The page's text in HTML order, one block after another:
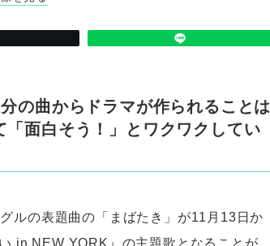
の曲からドラマが作られることは
面白そう！」とワクワクしてい
ルの表題曲の「まばたき」が11月13日か
in NEW YORK』の主題歌となることが